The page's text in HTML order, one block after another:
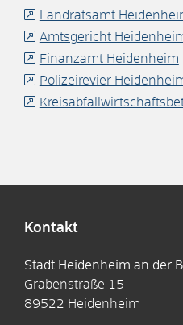
Landratsamt
Amtsgericht
Finanzamt Heidenheim
Polizeirevier
Kontakt
Stadt Heidenheim an der
Grabenstraße 15
89522 Heidenheim